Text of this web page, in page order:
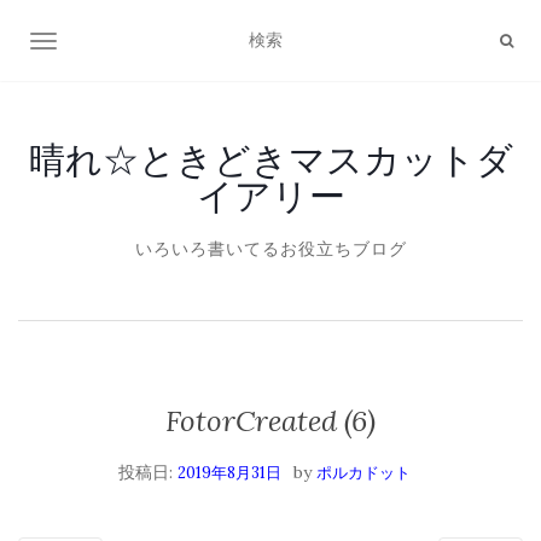
ナビゲーション切り替え
晴れ☆ときどきマスカットダ
イアリー
いろいろ書いてるお役立ちブログ
FotorCreated (6)
投稿日: 2019年8月31日 byポルカドット